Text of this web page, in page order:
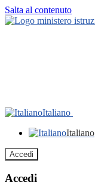
Salta al contenuto
Italiano
Italiano
Accedi
Accedi